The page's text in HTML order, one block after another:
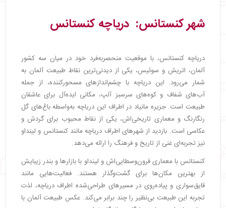
شهر کنستانس: دریاچه کنستانس
دریاچه کنستانس، با موقعیت منحصربه‌فرد خود در میان سه کشور
آلمان، اتریش و سوئیس، یکی از دیدنی‌ترین نقاط طبیعت آلمان به
شمار می‌رود. این دریاچه با چشم‌اندازهای مسحورکننده، از جمله
آب‌های شفاف و کوه‌های سرسبز آلپ، مکانی ایده‌آل برای عاشقان
طبیعت است. جزیره مانیاد در اطراف این دریاچه به‌واسطه باغ‌های گل
رنگارنگ و معماری تاریخی‌اش، یکی از نقاط محبوب برای گردش و
عکاسی است. بازدید از شهرهای اطراف دریاچه مانند کنستانس و لینداو
نیز تجربه‌ای غنی از تاریخ و فرهنگ را ارائه می‌دهد.
کنستانس با معماری قرون‌وسطایی‌اش و لینداو با بازارها و بندر زیبایش
از بهترین مکان‌ها برای گشت‌وگذار هستند. فعالیت‌هایی مانند
قایق‌سواری و پیاده‌روی در مسیرهای طراحی‌شده اطراف دریاچه، لذت
تجربه این طبیعت بی‌نظیر را چند برابر می‌کند. عکس طبیعت آلمان با